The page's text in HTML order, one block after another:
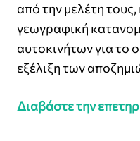
από την μελέτη
γεωγραφική
αυτοκινήτων για το
εξέλιξη των
Διαβάστε την